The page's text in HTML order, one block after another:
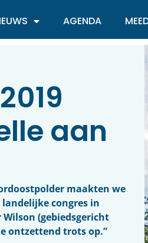
AGENDA
aan
maakten we
landelijke congres in
(gebiedsgericht
ontzettend trots op.”